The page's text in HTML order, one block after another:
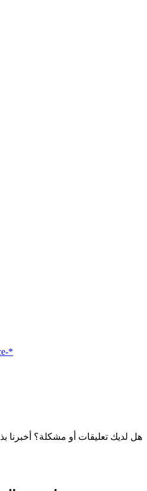
*
هل لديك تعليقات أو مشكلة؟ أخبرنا